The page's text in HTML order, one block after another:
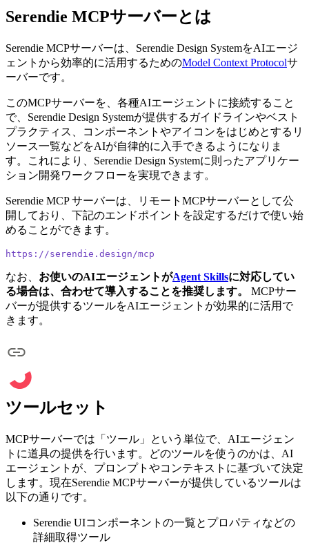
Serendie MCPサーバーとは
Serendie MCPサーバーは、Serendie Design SystemをAIエージ
ェントから効率的に活用するためのModel Context Protocolサ
ーバーです。
このMCPサーバーを、各種AIエージェントに接続すること
で、Serendie Design Systemが提供するガイドラインやベスト
プラクティス、コンポーネントやアイコンをはじめとするリ
ソース一覧などをAIが自律的に入手できるようになりま
す。これにより、Serendie Design Systemに則ったアプリケー
ション開発ワークフローを実現できます。
Serendie MCP サーバーは、リモートMCPサーバーとして公
開しており、下記のエンドポイントを設定するだけで使い始
めることができます。
https://serendie.design/mcp
なお、 お使いのAIエージェントがAgent Skillsに対応してい
る場合は、合わせて導入することを推奨します。
MCPサー
バーが提供するツールをAIエージェントが効果的に活用で
きます。
ツールセット
MCPサーバーでは「ツール」という単位で、AIエージェン
トに道具の提供を行います。どのツールを使うのかは、AI
エージェントが、プロンプトやコンテキストに基づいて決定
します。現在Serendie MCPサーバーが提供しているツールは
以下の通りです。
Serendie UIコンポーネントの一覧とプロパティなどの
詳細取得ツール